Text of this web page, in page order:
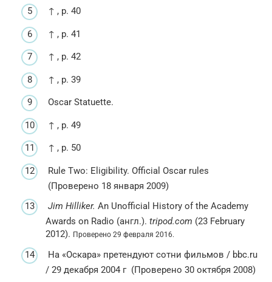
↑ , p. 40
↑ , p. 41
↑ , p. 42
↑ , p. 39
Oscar Statuette.
↑ , p. 49
↑ , p. 50
Rule Two: Eligibility. Official Oscar rules
(Проверено 18 января 2009)
Jim Hilliker. An Unofficial History of the Academy
Awards on Radio (англ.). tripod.com (23 February
2012). Проверено 29 февраля 2016.
На «Оскара» претендуют сотни фильмов / bbc.ru
/ 29 декабря 2004 г (Проверено 30 октября 2008)